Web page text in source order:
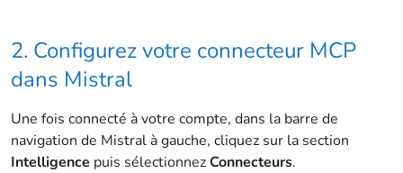
2. Configurez votre connecteur MCP
dans Mistral
Une fois connecté à votre compte, dans la barre de
navigation de Mistral à gauche, cliquez sur la section
Intelligence puis sélectionnezConnecteurs.